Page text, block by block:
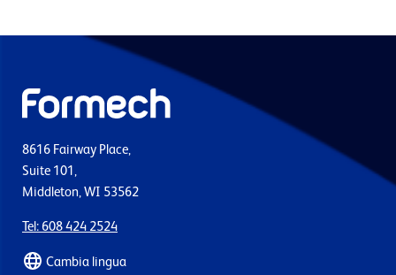
8616 Fairway Place,
Suite 101,
Middleton, WI 53562
Tel: 608 424 2524
Cambia lingua